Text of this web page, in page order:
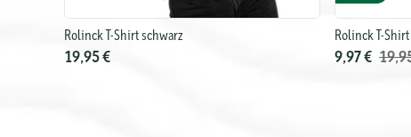
Rolinck T-Shirt schwarz
19,95 €
Rolinck T-
9,97 €